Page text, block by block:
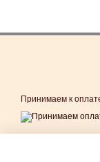
Принимаем к